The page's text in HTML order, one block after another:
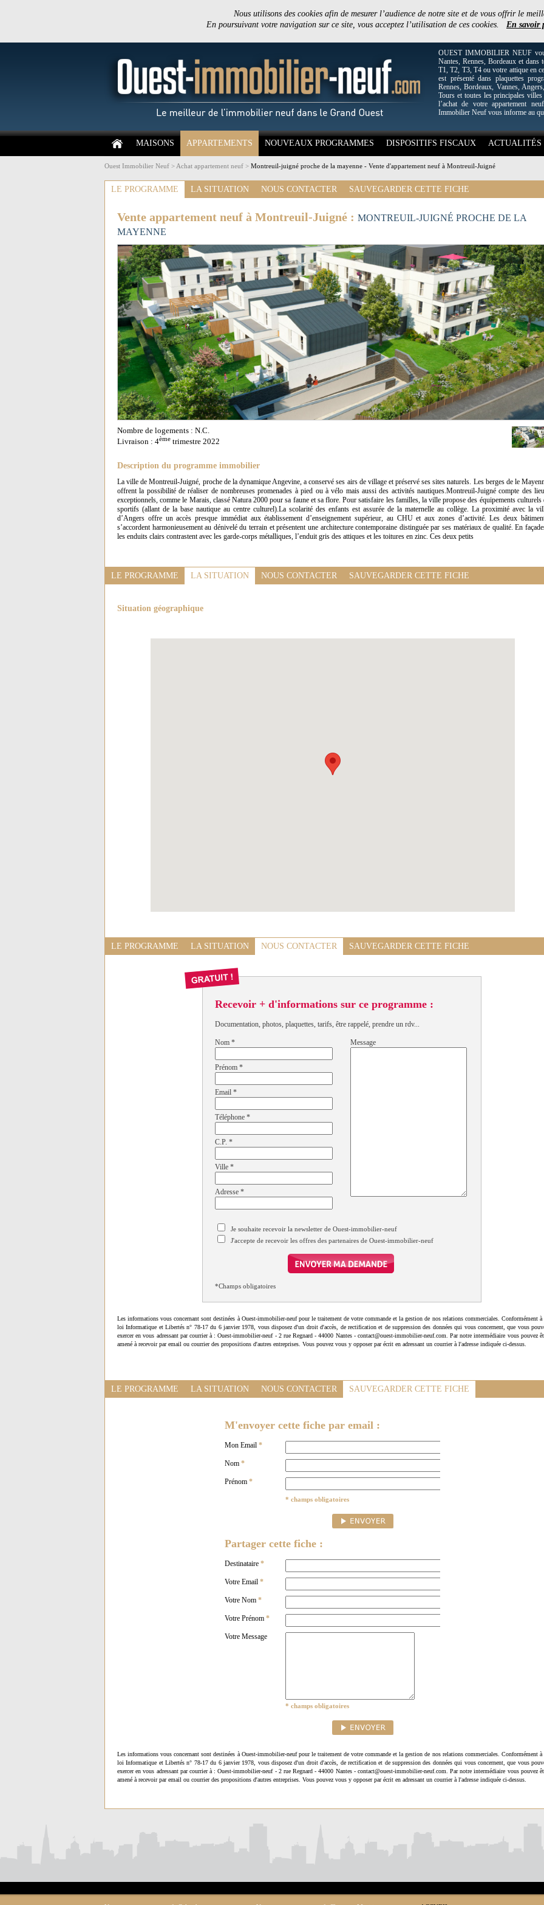
Nous utilisons des cookies afin de mesurer l’audience de notre site et de vous offrir le
En poursuivant votre navigation sur ce site, vous acceptez l’utilisation de ces cookies. En savoir
OUEST IMMOBILIER NEUF
Nantes, Rennes, Bordeaux et
T1, T2, T3, T4 ou votre attique en
est présenté dans plaquettes
Rennes, Bordeaux, Vannes,
Tours et toutes les principales
l’achat de votre appartement
Immobilier Neuf vous informe au
MAISONS APPARTEMENTS NOUVEAUX PROGRAMMES DISPOSITIFS FISCAUX ACTUALITÉS
Ouest Immobilier Neuf > Achat appartement neuf > Montreuil-juigné proche de la mayenne - Vente d'appartement neuf à Montreuil-Juigné
LE PROGRAMME LA SITUATION NOUS CONTACTER SAUVEGARDER CETTE FICHE
Vente appartement neuf à Montreuil-Juigné : MONTREUIL-JUIGNÉ PROCHE DE LA
MAYENNE
Nombre de logements : N.C.
Livraison : 4ème trimestre 2022
Description du programme immobilier
La ville de Montreuil-Juigné, proche de la dynamique Angevine, a conservé ses airs de village et préservé ses sites naturels. Les berges de le
offrent la possibilité de réaliser de nombreuses promenades à pied ou à vélo mais aussi des activités nautiques.Montreuil-Juigné compte des
exceptionnels, comme le Marais, classé Natura 2000 pour sa faune et sa flore. Pour satisfaire les familles, la ville propose des équipements culturels
sportifs (allant de la base nautique au centre culturel).La scolarité des enfants est assurée de la maternelle au collège. La proximité avec la
d’Angers offre un accès presque immédiat aux établissement d’enseignement supérieur, au CHU et aux zones d’activité. Les deux
s’accordent harmonieusement au dénivelé du terrain et présentent une architecture contemporaine distinguée par ses matériaux de qualité. En
les enduits clairs contrastent avec les garde-corps métalliques, l’enduit gris des attiques et les toitures en zinc. Ces deux petits
LE PROGRAMME LA SITUATION NOUS CONTACTER SAUVEGARDER CETTE FICHE
Situation géographique
LE PROGRAMME LA SITUATION NOUS CONTACTER SAUVEGARDER CETTE FICHE
Recevoir + d'informations sur ce programme :
Documentation, photos, plaquettes, tarifs, être rappelé, prendre un rdv...
Nom *
Prénom *
Email *
Téléphone *
C.P. *
Ville *
Adresse *
Message
Je souhaite recevoir la newsletter de Ouest-immobilier-neuf
J'accepte de recevoir les offres des partenaires de Ouest-immobilier-neuf
*Champs obligatoires
Les informations vous concernant sont destinées à Ouest-immobilier-neuf pour le traitement de votre commande et la gestion de nos relations commerciales. Conformément à
loi Informatique et Libertés n° 78-17 du 6 janvier 1978, vous disposez d'un droit d'accès, de rectification et de suppression des données qui vous concernent, que vous
exercer en vous adressant par courrier à : Ouest-immobilier-neuf - 2 rue Regnard - 44000 Nantes - contact@ouest-immobilier-neuf.com. Par notre intermédiaire vous pouvez
amené à recevoir par email ou courrier des propositions d'autres entreprises. Vous pouvez vous y opposer par écrit en adressant un courrier à l'adresse indiquée ci-dessus.
LE PROGRAMME LA SITUATION NOUS CONTACTER SAUVEGARDER CETTE FICHE
M'envoyer cette fiche par email :
Mon Email *
Nom *
Prénom *
* champs obligatoires
Partager cette fiche :
Destinataire *
Votre Email *
Votre Nom *
Votre Prénom *
Votre Message
* champs obligatoires
Les informations vous concernant sont destinées à Ouest-immobilier-neuf pour le traitement de votre commande et la gestion de nos relations commerciales. Conformément à
loi Informatique et Libertés n° 78-17 du 6 janvier 1978, vous disposez d'un droit d'accès, de rectification et de suppression des données qui vous concernent, que vous
exercer en vous adressant par courrier à : Ouest-immobilier-neuf - 2 rue Regnard - 44000 Nantes - contact@ouest-immobilier-neuf.com. Par notre intermédiaire vous pouvez
amené à recevoir par email ou courrier des propositions d'autres entreprises. Vous pouvez vous y opposer par écrit en adressant un courrier à l'adresse indiquée ci-dessus.